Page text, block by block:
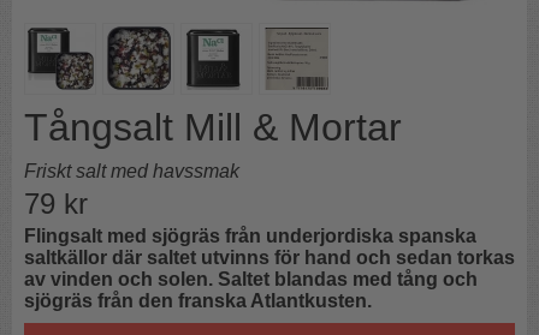
Tångsalt Mill & Mortar
Friskt salt med havssmak
79 kr
Flingsalt med sjögräs från underjordiska spanska
saltkällor där saltet utvinns för hand och sedan torkas
av vinden och solen. Saltet blandas med tång och
sjögräs från den franska Atlantkusten.